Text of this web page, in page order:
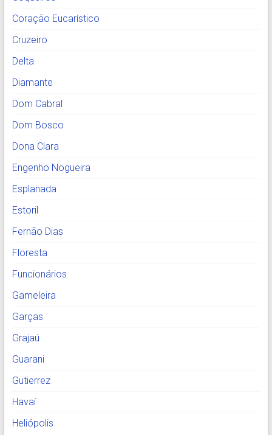
Coração Eucarístico
Cruzeiro
Delta
Diamante
Dom Cabral
Dom Bosco
Dona Clara
Engenho Nogueira
Esplanada
Estoril
Fernão Dias
Floresta
Funcionários
Gameleira
Garças
Grajaú
Guarani
Gutierrez
Havaí
Heliópolis